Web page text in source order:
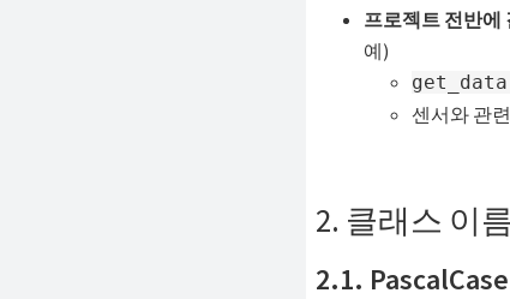
프로젝트 전반에
예)
센서와 관
2. 클래스 이름
2.1.